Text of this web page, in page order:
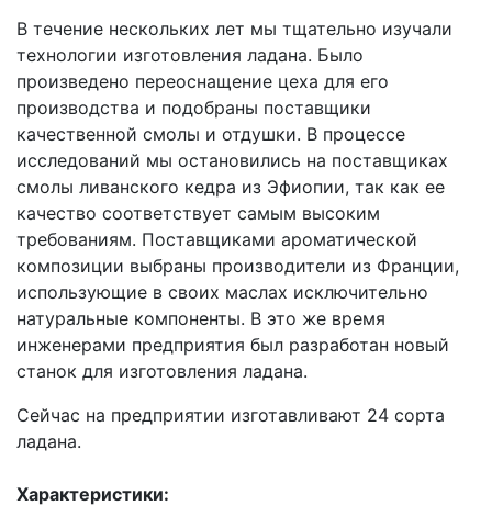
В течение нескольких лет мы тщательно изучали
технологии изготовления ладана. Было
произведено переоснащение цеха для его
производства и подобраны поставщики
качественной смолы и отдушки. В процессе
исследований мы остановились на поставщиках
смолы ливанского кедра из Эфиопии, так как ее
качество соответствует самым высоким
требованиям. Поставщиками ароматической
композиции выбраны производители из Франции,
использующие в своих маслах исключительно
натуральные компоненты. В это же время
инженерами предприятия был разработан новый
станок для изготовления ладана.
Сейчас на предприятии изготавливают 24 сорта
ладана.
Характеристики: